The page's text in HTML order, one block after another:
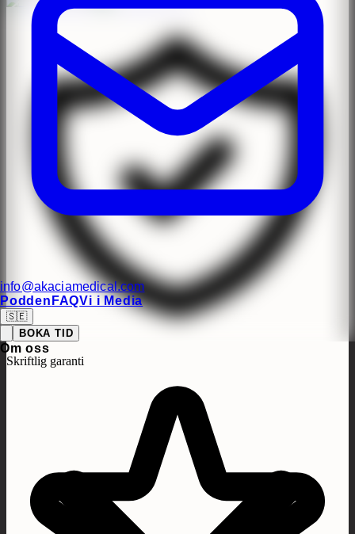
info@akaciamedical.com
Podden FAQVi i Media
🇸🇪
BOKA TID
Om oss
Skriftlig garanti